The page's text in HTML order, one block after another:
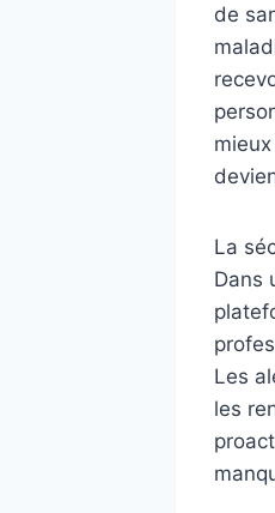
de
La
Dans
Les
les